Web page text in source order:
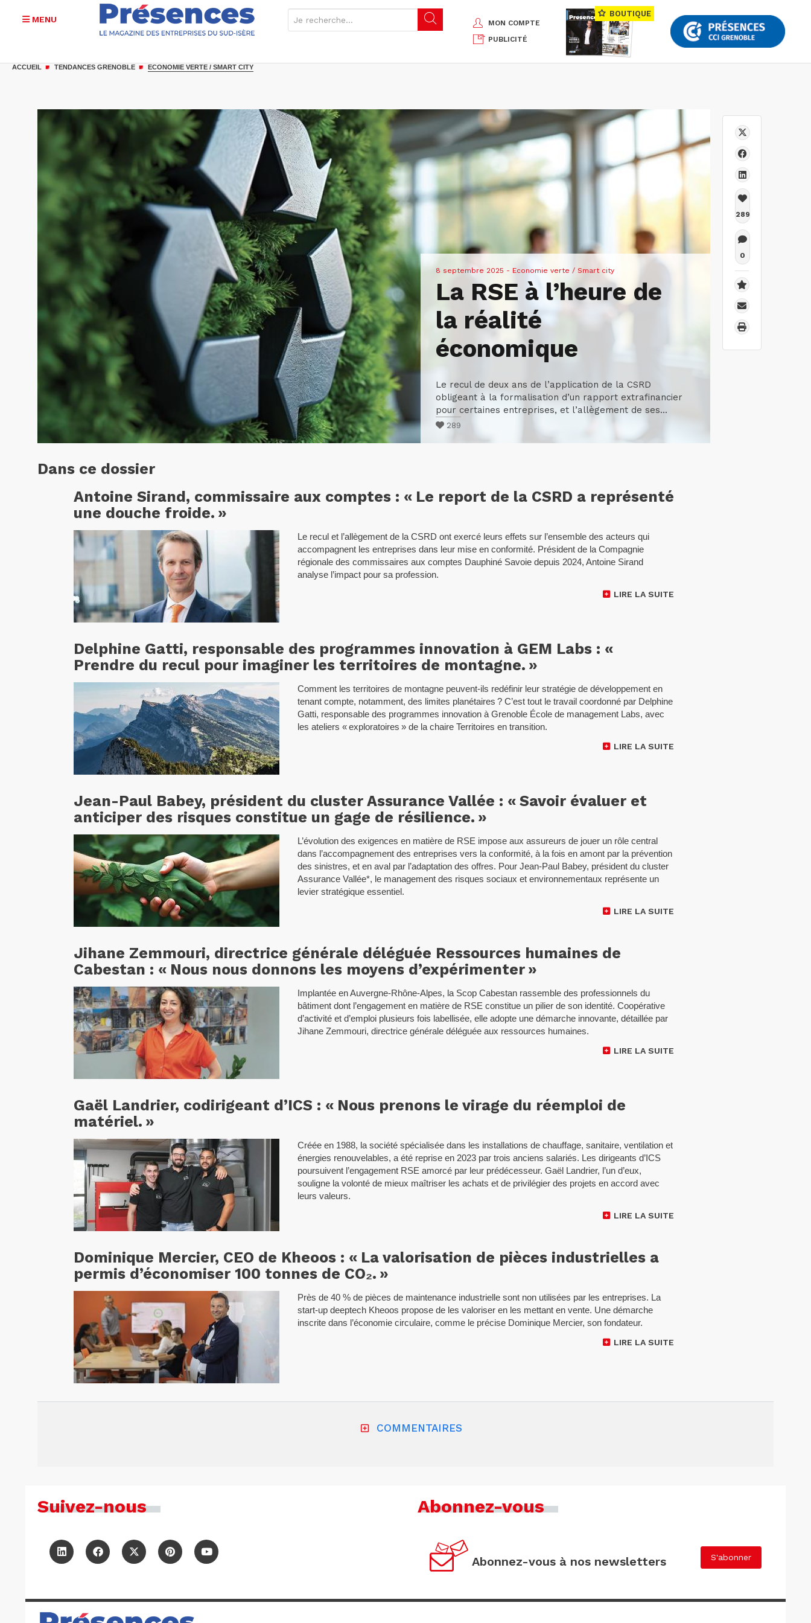
MENU
MON COMPTE
PUBLICITÉ
BOUTIQUE
ACCUEIL TENDANCES GRENOBLE ECONOMIE VERTE / SMART CITY
8 septembre 2025 - Economie verte / Smart city
La RSE à l’heure de
la réalité
économique
Le recul de deux ans de l’application de la CSRD
obligeant à la formalisation d’un rapport extrafinancier
pour certaines entreprises, et l’allègement de ses...
289
Dans ce dossier
Antoine Sirand, commissaire aux comptes : « Le report de la CSRD a représenté
une douche froide. »
Le recul et l’allègement de la CSRD ont exercé leurs effets sur l’ensemble des acteurs qui
accompagnent les entreprises dans leur mise en conformité. Président de la Compagnie
régionale des commissaires aux comptes Dauphiné Savoie depuis 2024, Antoine Sirand
analyse l’impact pour sa profession.
LIRE LA SUITE
Delphine Gatti, responsable des programmes innovation à GEM Labs : «
Prendre du recul pour imaginer les territoires de montagne. »
Comment les territoires de montagne peuvent-ils redéfinir leur stratégie de développement en
tenant compte, notamment, des limites planétaires ? C’est tout le travail coordonné par Delphine
Gatti, responsable des programmes innovation à Grenoble École de management Labs, avec
les ateliers « exploratoires » de la chaire Territoires en transition.
LIRE LA SUITE
Jean-Paul Babey, président du cluster Assurance Vallée : « Savoir évaluer et
anticiper des risques constitue un gage de résilience. »
L’évolution des exigences en matière de RSE impose aux assureurs de jouer un rôle central
dans l’accompagnement des entreprises vers la conformité, à la fois en amont par la prévention
des sinistres, et en aval par l’adaptation des offres. Pour Jean-Paul Babey, président du cluster
Assurance Vallée*, le management des risques sociaux et environnementaux représente un
levier stratégique essentiel.
LIRE LA SUITE
Jihane Zemmouri, directrice générale déléguée Ressources humaines de
Cabestan : « Nous nous donnons les moyens d’expérimenter »
Implantée en Auvergne-Rhône-Alpes, la Scop Cabestan rassemble des professionnels du
bâtiment dont l’engagement en matière de RSE constitue un pilier de son identité. Coopérative
d’activité et d’emploi plusieurs fois labellisée, elle adopte une démarche innovante, détaillée par
Jihane Zemmouri, directrice générale déléguée aux ressources humaines.
LIRE LA SUITE
Gaël Landrier, codirigeant d’ICS : « Nous prenons le virage du réemploi de
matériel. »
Créée en 1988, la société spécialisée dans les installations de chauffage, sanitaire, ventilation et
énergies renouvelables, a été reprise en 2023 par trois anciens salariés. Les dirigeants d’ICS
poursuivent l’engagement RSE amorcé par leur prédécesseur. Gaël Landrier, l’un d’eux,
souligne la volonté de mieux maîtriser les achats et de privilégier des projets en accord avec
leurs valeurs.
LIRE LA SUITE
Dominique Mercier, CEO de Kheoos : « La valorisation de pièces industrielles a
permis d’économiser 100 tonnes de CO₂. »
Près de 40 % de pièces de maintenance industrielle sont non utilisées par les entreprises. La
start-up deeptech Kheoos propose de les valoriser en les mettant en vente. Une démarche
inscrite dans l’économie circulaire, comme le précise Dominique Mercier, son fondateur.
LIRE LA SUITE
COMMENTAIRES
289
0
Suivez-nous Abonnez-vous
Abonnez-vous à nos newsletters S'abonner